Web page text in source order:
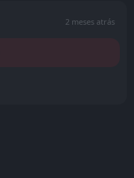
2 meses atrás